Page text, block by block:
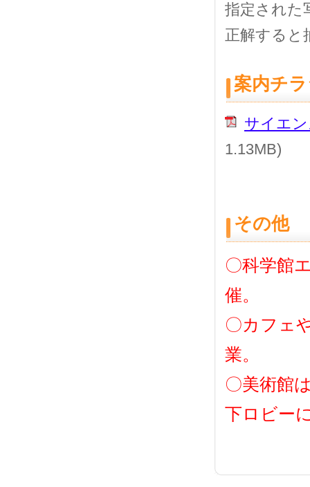
指定された
正解すると
案内チ
サイエ
1.13MB)
その他
〇科学館
催。
〇カフェ
業。
〇美術館
下ロビー